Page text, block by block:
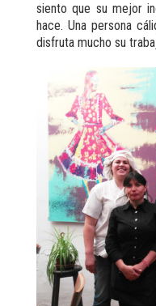
siento que su mejor
hace. Una persona
disfruta mucho su